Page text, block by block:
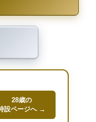
28歳の
設ページへ →